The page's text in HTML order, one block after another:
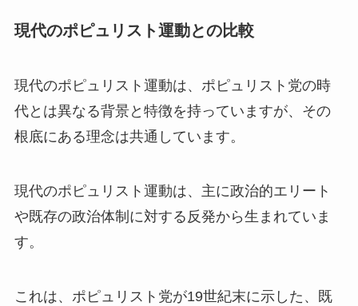
現代のポピュリスト運動との比較
現代のポピュリスト運動は、ポピュリスト党の時
代とは異なる背景と特徴を持っていますが、その
根底にある理念は共通しています。
現代のポピュリスト運動は、主に政治的エリート
や既存の政治体制に対する反発から生まれていま
す。
これは、ポピュリスト党が19世紀末に示した、既